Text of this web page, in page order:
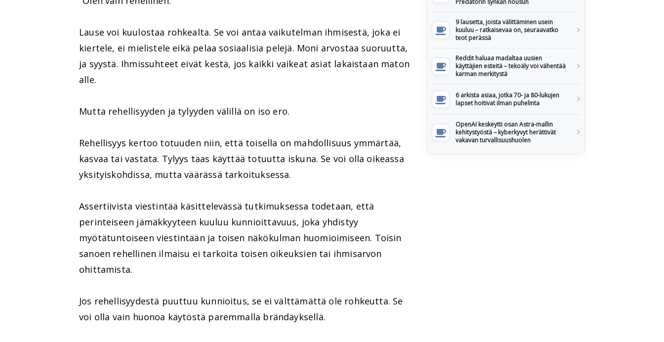
Lause voi kuulostaa rohkealta. Se voi antaa vaikutelman ihmisestä, joka ei
kiertele, ei mielistele eikä pelaa sosiaalisia pelejä. Moni arvostaa suoruutta,
ja syystä. Ihmissuhteet eivät kestä, jos kaikki vaikeat asiat lakaistaan maton
alle.
Mutta rehellisyyden ja tylyyden välillä on iso ero.
Rehellisyys kertoo totuuden niin, että toisella on mahdollisuus ymmärtää,
kasvaa tai vastata. Tylyys taas käyttää totuutta iskuna. Se voi olla oikeassa
yksityiskohdissa, mutta väärässä tarkoituksessa.
Assertiivista viestintää käsittelevässä tutkimuksessa todetaan, että
perinteiseen jämäkkyyteen kuuluu kunnioittavuus, joka yhdistyy
myötätuntoiseen viestintään ja toisen näkökulman huomioimiseen. Toisin
sanoen rehellinen ilmaisu ei tarkoita toisen oikeuksien tai ihmisarvon
ohittamista.
Jos rehellisyydestä puuttuu kunnioitus, se ei välttämättä ole rohkeutta. Se
voi olla vain huonoa käytöstä paremmalla brändäyksellä.
Predatorin synkän nousun
9 lausetta, joista välittäminen usein
kuuluu – ratkaisevaa on, seuraavatko
teot perässä
Reddit haluaa madaltaa uusien
käyttäjien esteitä – tekoäly voi vähentää
karman merkitystä
6 arkista asiaa, jotka 70- ja 80-lukujen
lapset hoitivat ilman puhelinta
OpenAI keskeytti osan Astra-mallin
kehitystyöstä – kyberkyvyt herättivät
vakavan turvallisuushuolen